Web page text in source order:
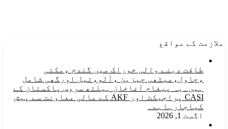
ملازمت کے مواقع
طاقت دینے والی خوراک میں گندم ،مکئی
،چاول،میٹھی چیزین ،آلو،تیل اورگھی شامل
ہیں۔یہ پیغام آغاخان ہیلتھ سروس پاکستان کے
CASI پراجیکٹ اور AKF کے مالی معاونت سے پیش
کیاجارہاہے۔
اگست 1, 2026